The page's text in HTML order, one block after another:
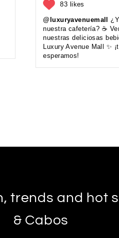
83 likes
@luxuryavenuemall
nuestra cafetería? ☕️
nuestras deliciosas
Luxury Avenue Mall ✨
esperamos!
trends and hot
& Cabos